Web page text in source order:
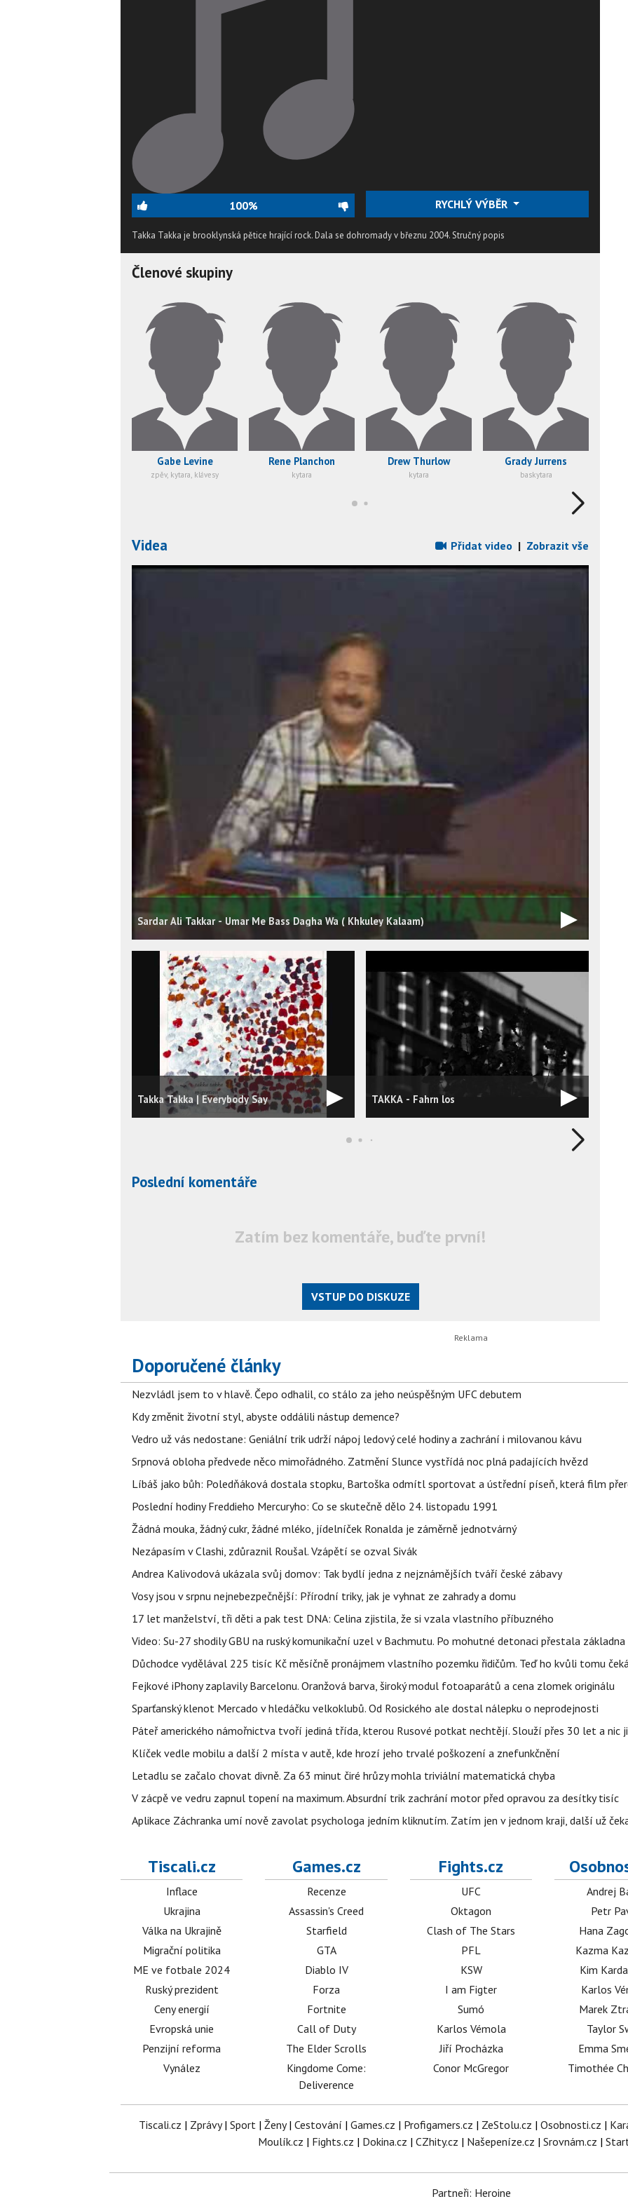
100% RYCHLÝ VÝBĚR
Takka Takka je brooklynská pětice hrající rock. Dala se dohromady v březnu 2004.Stručný popis
Členové skupiny
Gabe Levine
zpěv, kytara, klávesy
Rene Planchon
kytara
Drew Thurlow
kytara
Grady Jurrens
baskytara
Videa Přidat video | Zobrazit vše
Sardar Ali Takkar - Umar Me Bass Dagha Wa ( Khkuley Kalaam)
Takka Takka | Everybody Say TAKKA - Fahrn los
Poslední komentáře
Zatím bez komentáře, buďte první!
VSTUP DO DISKUZE
Doporučené články
Nezvládl jsem to v hlavě. Čepo odhalil, co stálo za jeho neúspěšným UFC debutem
Kdy změnit životní styl, abyste oddálili nástup demence?
Vedro už vás nedostane: Geniální trik udrží nápoj ledový celé hodiny a zachrání i milovanou kávu
Srpnová obloha předvede něco mimořádného. Zatmění Slunce vystřídá noc plná padajících hvězd
Líbáš jako bůh: Poledňáková dostala stopku, Bartoška odmítl sportovat a ústřední píseň, která film
Poslední hodiny Freddieho Mercuryho: Co se skutečně dělo 24. listopadu 1991
Žádná mouka, žádný cukr, žádné mléko, jídelníček Ronalda je záměrně jednotvárný
Nezápasím v Clashi, zdůraznil Roušal. Vzápětí se ozval Sivák
Andrea Kalivodová ukázala svůj domov: Tak bydlí jedna z nejznámějších tváří české zábavy
Vosy jsou v srpnu nejnebezpečnější: Přírodní triky, jak je vyhnat ze zahrady a domu
17 let manželství, tři děti a pak test DNA: Celina zjistila, že si vzala vlastního příbuzného
Video: Su-27 shodily GBU na ruský komunikační uzel v Bachmutu. Po mohutné detonaci přestala
Důchodce vydělával 225 tisíc Kč měsíčně pronájmem vlastního pozemku řidičům. Teď ho kvůli tomu
Fejkové iPhony zaplavily Barcelonu. Oranžová barva, široký modul fotoaparátů a cena zlomek originálu
Sparťanský klenot Mercado v hledáčku velkoklubů. Od Rosického ale dostal nálepku o neprodejnosti
Páteř amerického námořnictva tvoří jediná třída, kterou Rusové potkat nechtějí. Slouží přes 30 let a nic
Klíček vedle mobilu a další 2 místa v autě, kde hrozí jeho trvalé poškození a znefunkčnění
Letadlu se začalo chovat divně. Za 63 minut čiré hrůzy mohla triviální matematická chyba
V zácpě ve vedru zapnul topení na maximum. Absurdní trik zachrání motor před opravou za desítky tisíc
Aplikace Záchranka umí nově zavolat psychologa jedním kliknutím. Zatím jen v jednom kraji, další už
Tiscali.cz
Inflace
Ukrajina
Válka na Ukrajině
Migrační politika
ME ve fotbale 2024
Ruský prezident
Ceny energií
Evropská unie
Penzijní reforma
Vynález
Games.cz
Recenze
Assassin's Creed
Starfield
GTA
Diablo IV
Forza
Fortnite
Call of Duty
The Elder Scrolls
Kingdome Come:
Deliverence
Fights.cz
UFC
Oktagon
Clash of The Stars
PFL
KSW
I am Figter
Sumó
Karlos Vémola
Jiří Procházka
Conor McGregor
Andrej
Petr
Hana
Kazma
Kim
Karlos
Marek
Taylor
Emma
Timothée
Tiscali.cz | Zprávy| Sport| Ženy| Cestování | Games.cz | Profigamers.cz | ZeStolu.cz | Osobnosti.cz |
Moulík.cz | Fights.cz | Dokina.cz | CZhity.cz | Našepeníze.cz | Srovnám.cz |
Partneři: Heroine